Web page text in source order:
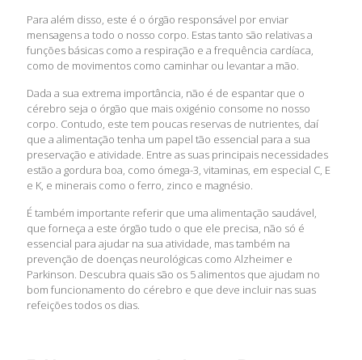
Para além disso, este é o órgão responsável por enviar
mensagens a todo o nosso corpo. Estas tanto são relativas a
funções básicas como a respiração e a frequência cardíaca,
como de movimentos como caminhar ou levantar a mão.
Dada a sua extrema importância, não é de espantar que o
cérebro seja o órgão que mais oxigénio consome no nosso
corpo. Contudo, este tem poucas reservas de nutrientes, daí
que a alimentação tenha um papel tão essencial para a sua
preservação e atividade. Entre as suas principais necessidades
estão a gordura boa, como ómega-3, vitaminas, em especial C, E
e K, e minerais como o ferro, zinco e magnésio.
É também importante referir que uma alimentação saudável,
que forneça a este órgão tudo o que ele precisa, não só é
essencial para ajudar na sua atividade, mas também na
prevenção de doenças neurológicas como Alzheimer e
Parkinson. Descubra quais são os 5 alimentos que ajudam no
bom funcionamento do cérebro e que deve incluir nas suas
refeições todos os dias.